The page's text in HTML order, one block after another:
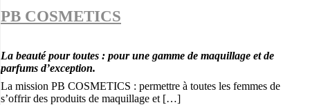
PB COSMETICS
La beauté pour toutes : pour une gamme de maquillage et de
parfums d’exception.
La mission PB COSMETICS : permettre à toutes les femmes de
s’offrir des produits de maquillage et […]